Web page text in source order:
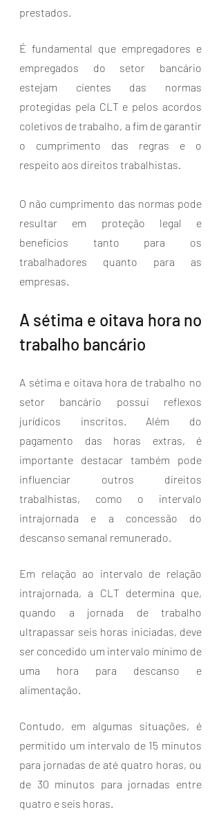
prestados.
É fundamental que empregadores e
empregados do setor bancário
estejam cientes das normas
protegidas pela CLT e pelos acordos
coletivos de trabalho, a fim de garantir
o cumprimento das regras e o
respeito aos direitos trabalhistas.
O não cumprimento das normas pode
resultar em proteção legal e
benefícios tanto para os
trabalhadores quanto para as
empresas.
A sétima e oitava hora no
trabalho bancário
A sétima e oitava hora de trabalho no
setor bancário possui reflexos
jurídicos inscritos. Além do
pagamento das horas extras, é
importante destacar também pode
influenciar outros direitos
trabalhistas, como o intervalo
intrajornada e a concessão do
descanso semanal remunerado.
Em relação ao intervalo de relação
intrajornada, a CLT determina que,
quando a jornada de trabalho
ultrapassar seis horas iniciadas, deve
ser concedido um intervalo mínimo de
uma hora para descanso e
alimentação.
Contudo, em algumas situações, é
permitido um intervalo de 15 minutos
para jornadas de até quatro horas, ou
de 30 minutos para jornadas entre
quatro e seis horas.